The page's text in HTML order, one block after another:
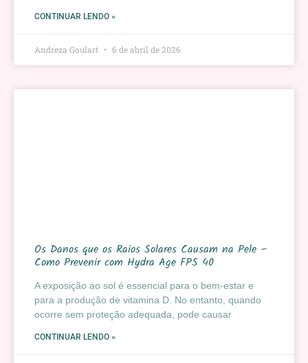
CONTINUAR LENDO »
Andreza Goulart 6 de abril de 2026
Os Danos que os Raios Solares Causam na Pele –
Como Prevenir com Hydra Age FPS 40
A exposição ao sol é essencial para o bem-estar e
para a produção de vitamina D. No entanto, quando
ocorre sem proteção adequada, pode causar
CONTINUAR LENDO »